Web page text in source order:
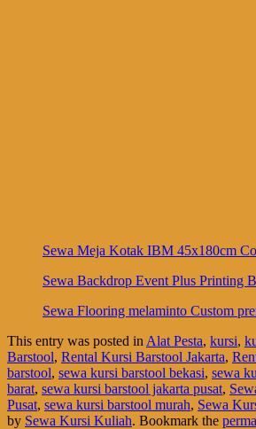
Sewa Meja Kotak IBM 45x180cm
Sewa Backdrop Event Plus Printing
Sewa Flooring melaminto Custom
This entry was posted in Alat Pesta, kursi,
Barstool, Rental Kursi Barstool Jakarta,
barstool, sewa kursi barstool bekasi, sewa
barat, sewa kursi barstool jakarta pusat,
Pusat, sewa kursi barstool murah, Sewa
by Sewa Kursi Kuliah. Bookmark the